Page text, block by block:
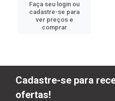
Faça seu login ou
cadastre-se para
ver preços e
comprar
Cadastre-se para
ofertas!